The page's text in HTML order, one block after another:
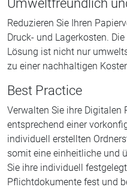
Umweltfreundlich
Reduzieren Sie Ihren
Druck- und Lagerkosten.
Lösung ist nicht nur
zu einer nachhaltigen
Best Practice
Verwalten Sie ihre Digitalen
entsprechend einer
individuell erstellten
somit eine einheitliche und
Sie ihre individuell
Pflichtdokumente fest und